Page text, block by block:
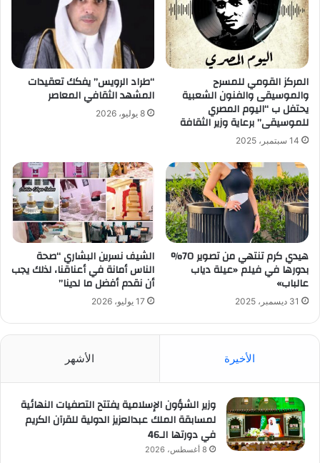
المركز القومي للمسرح
والموسيقى والفنون الشعبية
يحتفل ب “اليوم المصري
للموسيقى” برعاية وزير الثقافة
14 سبتمبر، 2025
“طراد الرويس” يفكك تعقيدات
المشهد الثقافي المعاصر
8 يوليو، 2026
هيدي كرم تنتهي من تصوير 70%
بدورها في فيلم «عيلة دياب
عالباب»
31 ديسمبر، 2025
الشيف نسرين البشاري “صحة
الناس أمانة في أعناقنا، لذلك يجب
أن نقدم أفضل ما لدينا”
17 يوليو، 2026
الأخيرة الأشهر
وزير الشؤون الإسلامية يفتتح التصفيات النهائية
لمسابقة الملك عبدالعزيز الدولية للقرآن الكريم
في دورتها الـ46
8 أغسطس، 2026